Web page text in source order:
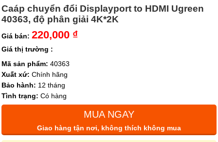
Caáp chuyển đổi Displayport to HDMI Ugreen
40363, độ phân giải 4K*2K
Giá bán: 220,000 ₫
Giá thị trường :
Mã sản phẩm: 40363
Xuất xứ: Chính hãng
Bảo hành: 12 tháng
Tình trạng: Có hàng
MUA NGAY
Giao hàng tận nơi, không thích không mua